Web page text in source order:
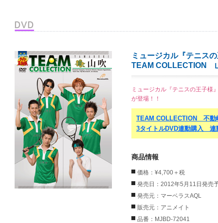
ミュージカル『テニス
TEAM COLLECTION
ミュージカル『テニスの王子様
が登場！！
TEAM COLLECTION 不動
3タイトルDVD連動購入 連
商品情報
価格：¥4,700＋税
発売日：2012年5月11日発売
発売元：マーベラスAQL
販売元：アニメイト
品番：MJBD-72041